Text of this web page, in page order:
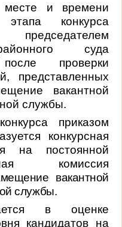
и времени
конкурса
суда
проверки
представленных
вакантной
службы.
приказом
конкурсная
на постоянной
комиссия
вакантной
службы.
в оценке
кандидатов на